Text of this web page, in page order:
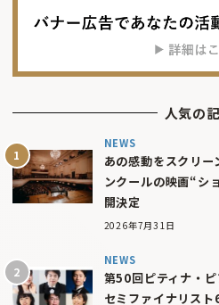
人気の
NEWS
あの感動をスクリ
ンクールの映画“シ
開決定
2026年7月31日
NEWS
第50回ピティナ・ピ
セミファイナリスト